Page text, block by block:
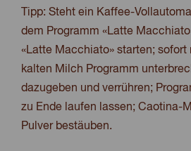
Tipp: Steht ein Kaffee-
dem Programm «Latte
«Latte Macchiato» starten;
kalten Milch Programm
dazugeben und verrühren;
zu Ende laufen lassen; Caotina-
Pulver bestäuben.